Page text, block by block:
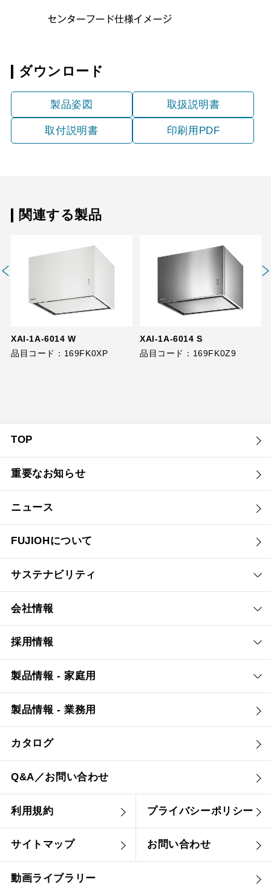
ダウンロード
製品姿図 取扱説明書
取付説明書 印刷用PDF
関連する製品
XAI-1A-6014 W
品目コード：169FK0XP
XAI-1A-6014 S
品目コード：169FK0Z9
TOP
重要なお知らせ
ニュース
FUJIOHについて
サステナビリティ
会社情報
採用情報
製品情報 - 家庭用
製品情報 - 業務用
カタログ
Q&A／お問い合わせ
利用規約 プライバシーポリシー
サイトマップ お問い合わせ
動画ライブラリー